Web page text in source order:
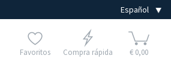
Favoritos Compra rápida € 0,00